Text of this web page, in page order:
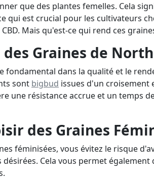
que des plantes femelles. Cela
qui est crucial pour les cultivateurs
Mais qu'est-ce qui rend ces
des Graines de
fondamental dans la qualité et le
sont bigbud issues d'un croisement
une résistance accrue et un temps
des Graines
féminisées, vous évitez le risque
Cela vous permet